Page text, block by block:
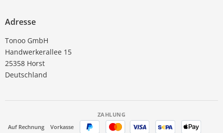
Adresse
Tonoo GmbH
Handwerkerallee 15
25358 Horst
Deutschland
ZAHLUNG
Auf Rechnung
Vorkasse